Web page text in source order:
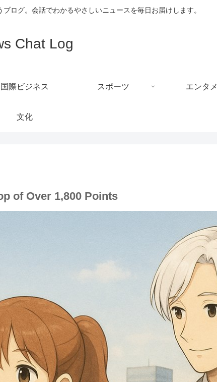
ログ。会話でわかるやさしいニュースを毎日お届けします。
Chat Log
国際ビジネス スポーツ エンタメ
文化
of Over 1,800 Points